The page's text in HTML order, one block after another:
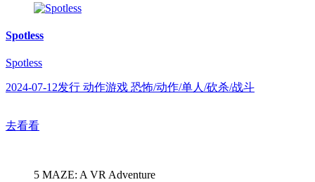
Spotless
Spotless
2024-07-12发行 动作游戏 恐怖/动作/单人/砍杀/战斗
去看看
5 MAZE: A VR Adventure